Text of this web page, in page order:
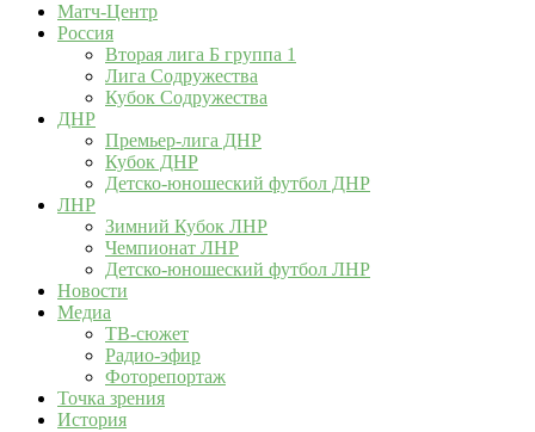
Матч-Центр
Россия
Вторая лига Б группа 1
Лига Содружества
Кубок Содружества
ДНР
Премьер-лига ДНР
Кубок ДНР
Детско-юношеский футбол ДНР
ЛНР
Зимний Кубок ЛНР
Чемпионат ЛНР
Детско-юношеский футбол ЛНР
Новости
Медиа
ТВ-сюжет
Радио-эфир
Фоторепортаж
Точка зрения
История